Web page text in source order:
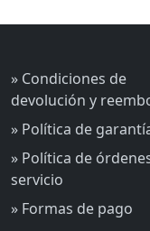
» Condiciones de
devolución y
» Política de
» Política de
servicio
» Formas de pago